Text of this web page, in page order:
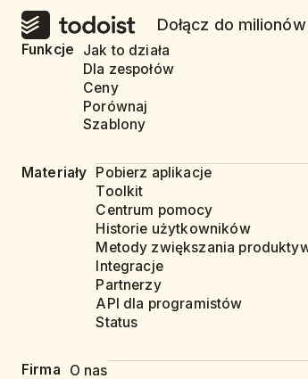
Dołącz do
Funkcje
Jak to działa
Dla zespołów
Ceny
Porównaj
Szablony
Materiały
Pobierz aplikacje
Toolkit
Centrum pomocy
Historie użytkowników
Metody zwiększania
Integracje
Partnerzy
API dla programistów
Status
Firma O nas